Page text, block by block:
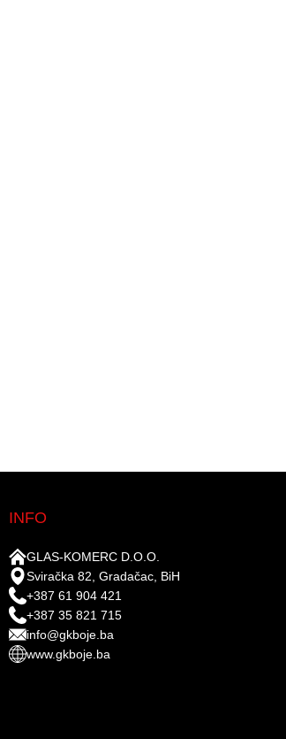
INFO
GLAS-KOMERC D.O.O.
Sviračka 82, Gradačac, BiH
+387 61 904 421
+387 35 821 715
info@gkboje.ba
www.gkboje.ba